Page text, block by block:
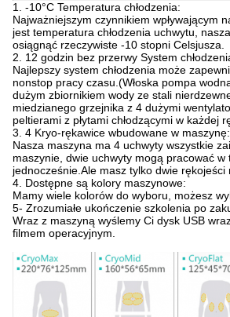
1. -10°C Temperatura chłodzenia:
Najważniejszym czynnikiem wpływającym
jest temperatura chłodzenia uchwytu,
osiągnąć rzeczywiste -10 stopni Celsjusza.
2. 12 godzin bez przerwy System
Najlepszy system chłodzenia może
nonstop pracy czasu.(Włoska pompa
dużym zbiornikiem wody ze stali
miedzianego grzejnika z 4 dużymi
peltierami z płytami chłodzącymi w każdej
3. 4 Kryo-rękawice wbudowane w maszynę:
Nasza maszyna ma 4 uchwyty wszystkie
maszynie, dwie uchwyty mogą pracować w
jednocześnie.Ale masz tylko dwie rękojeści
4. Dostępne są kolory maszynowe:
Mamy wiele kolorów do wyboru, możesz
5- Zrozumiałe ukończenie szkolenia po
Wraz z maszyną wyślemy Ci dysk USB
filmem operacyjnym.